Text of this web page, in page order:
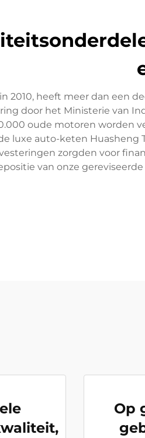
2010, heeft meer dan een
door het Ministerie van
oude motoren worden
luxe auto-keten Huasheng
zorgden voor
van onze
Op